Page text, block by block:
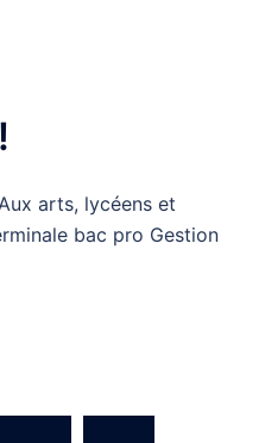
arts, lycéens et
bac pro Gestion